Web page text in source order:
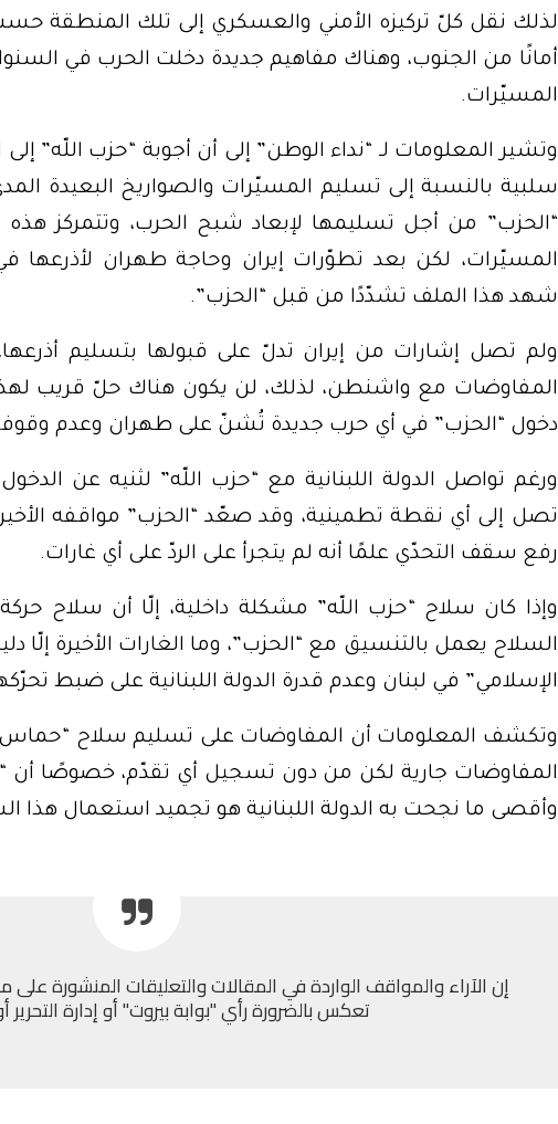
لذلك نقل كلّ تركيزه الأمني والعسكري إلى تلك المنطقة حسب
أمانًا من الجنوب، وهناك مفاهيم جديدة دخلت الحرب في
المسيّرات.
وتشير المعلومات لـ “نداء الوطن” إلى أن أجوبة “حزب اللّه” إلى
سلبية بالنسبة إلى تسليم المسيّرات والصواريخ البعيدة
“الحزب” من أجل تسليمها لإبعاد شبح الحرب، وتتمركز هذه
المسيّرات، لكن بعد تطوّرات إيران وحاجة طهران لأذرعها
شهد هذا الملف تشدّدًا من قبل “الحزب”.
ولم تصل إشارات من إيران تدلّ على قبولها بتسليم
المفاوضات مع واشنطن، لذلك، لن يكون هناك حلّ قريب
دخول “الحزب” في أي حرب جديدة تُشنّ على طهران وعدم وقوفه
ورغم تواصل الدولة اللبنانية مع “حزب اللّه” لثنيه عن
تصل إلى أي نقطة تطمينية، وقد صعّد “الحزب” مواقفه
رفع سقف التحدّي علمًا أنه لم يتجرأ على الردّ على أي غارات.
وإذا كان سلاح “حزب اللّه” مشكلة داخلية، إلّا أن سلاح
السلاح يعمل بالتنسيق مع “الحزب”، وما الغارات الأخيرة إلّا
الإسلامي” في لبنان وعدم قدرة الدولة اللبنانية على ضبط
وتكشف المعلومات أن المفاوضات على تسليم سلاح
المفاوضات جارية لكن من دون تسجيل أي تقدّم، خصوصًا أن
وأقصى ما نجحت به الدولة اللبنانية هو تجميد استعمال هذا
إن الآراء والمواقف الواردة في المقالات والتعليقات المنشورة على
تعكس بالضرورة رأي "بوابة بيروت" أو إدارة التحرير